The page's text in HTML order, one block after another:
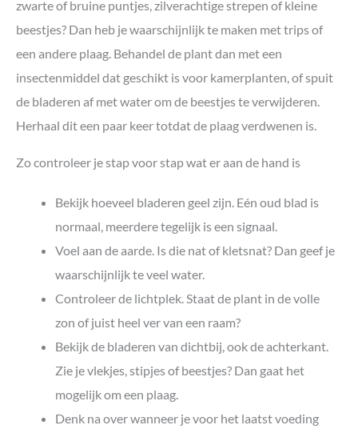
zwarte of bruine puntjes, zilverachtige strepen of kleine
beestjes? Dan heb je waarschijnlijk te maken met trips of
een andere plaag. Behandel de plant dan met een
insectenmiddel dat geschikt is voor kamerplanten, of spuit
de bladeren af met water om de beestjes te verwijderen.
Herhaal dit een paar keer totdat de plaag verdwenen is.
Zo controleer je stap voor stap wat er aan de hand is
Bekijk hoeveel bladeren geel zijn. Eén oud blad is
normaal, meerdere tegelijk is een signaal.
Voel aan de aarde. Is die nat of kletsnat? Dan geef je
waarschijnlijk te veel water.
Controleer de lichtplek. Staat de plant in de volle
zon of juist heel ver van een raam?
Bekijk de bladeren van dichtbij, ook de achterkant.
Zie je vlekjes, stipjes of beestjes? Dan gaat het
mogelijk om een plaag.
Denk na over wanneer je voor het laatst voeding